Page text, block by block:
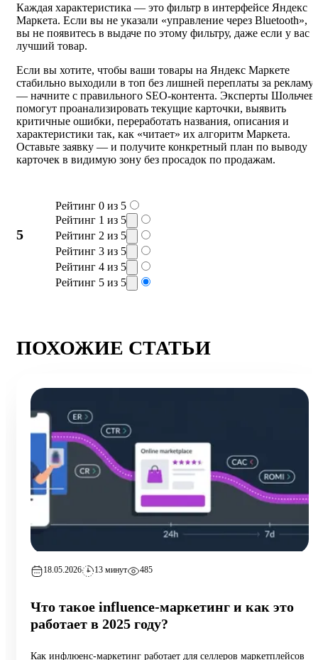
Каждая характеристика — это фильтр в интерфейсе Яндекс
Маркета. Если вы не указали «управление через Bluetooth»,
вы не появитесь в выдаче по этому фильтру, даже если у вас
лучший товар.
Если вы хотите, чтобы ваши товары на Яндекс Маркете
стабильно выходили в топ без лишней переплаты за рекламу
— начните с правильного SEO-контента. Эксперты Шольчев
помогут проанализировать текущие карточки, выявить
критичные ошибки, переработать названия, описания и
характеристики так, как «читает» их алгоритм Маркета.
Оставьте заявку — и получите конкретный план по выводу
карточек в видимую зону без просадок по продажам.
5
Рейтинг 0 из 5
Рейтинг 1 из 5
Рейтинг 2 из 5
Рейтинг 3 из 5
Рейтинг 4 из 5
Рейтинг 5 из 5
ПОХОЖИЕ СТАТЬИ
18.05.2026 13 минут 485
Что такое influence-маркетинг и как это
работает в 2025 году?
Как инфлюенс-маркетинг работает для селлеров маркетплейсов